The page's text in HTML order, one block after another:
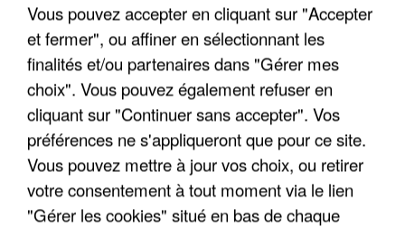
Vous pouvez accepter en cliquant sur "Accepter
et fermer", ou affiner en sélectionnant les
finalités et/ou partenaires dans "Gérer mes
choix". Vous pouvez également refuser en
cliquant sur "Continuer sans accepter". Vos
préférences ne s'appliqueront que pour ce site.
Vous pouvez mettre à jour vos choix, ou retirer
votre consentement à tout moment via le lien
"Gérer les cookies" situé en bas de chaque